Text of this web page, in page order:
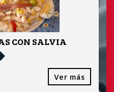
CON SALVIA
Ver más